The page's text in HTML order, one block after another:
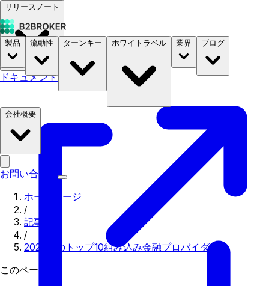
リリースノート
ドキュメント料金 B2STORE
製品 流動性 ターンキー ホワイトラベル 業界 ブログ
会社概要
お問い合わせ
ホームページ
/
記事
/
2024年のトップ10組み込み金融プロバイダー
このページで